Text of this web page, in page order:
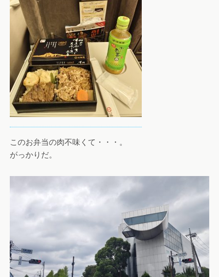
このお弁当の肉不味くて・・・。
がっかりだ。